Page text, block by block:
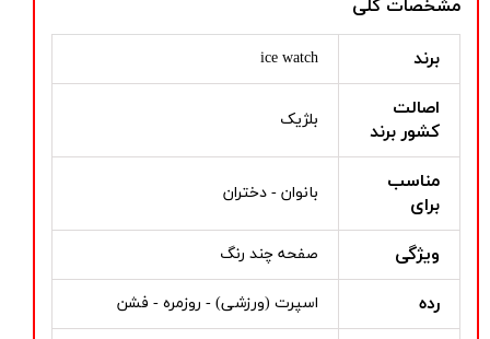
مشخصات کلی
برند ice watch
اصالت
کشور برند
بلژیک
مناسب
برای
بانوان - دختران
ویژگی صفحه چند رنگ
رده اسپرت (ورزشی) - روزمره - فشن